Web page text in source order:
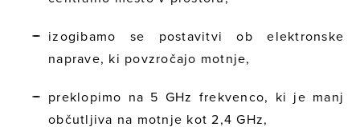
izogibamo se postavitvi ob elektronske
naprave, ki povzročajo motnje,
preklopimo na 5 GHz frekvenco, ki je manj
občutljiva na motnje kot 2,4 GHz,